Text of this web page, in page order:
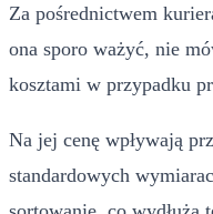
Za pośrednictwem
ona sporo ważyć, nie
kosztami w przypadku
Na jej cenę wpływają
standardowych